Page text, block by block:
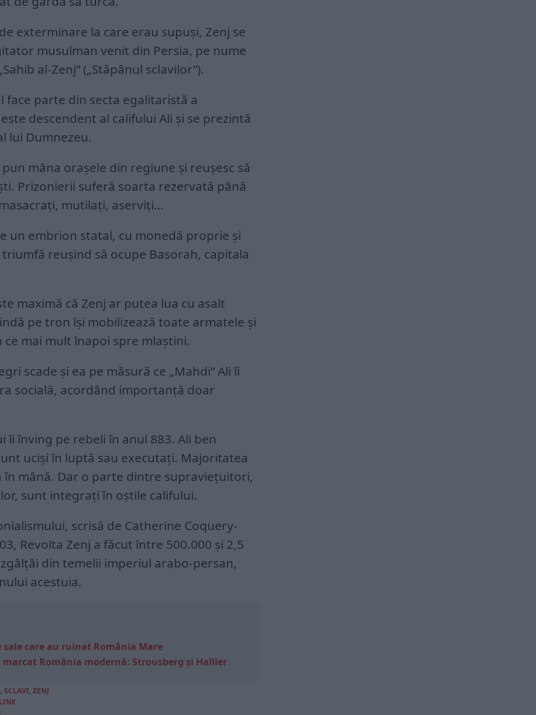
exterminare la care erau supuși, Zenj se
musulman venit din Persia, pe nume
al-Zenj” („Stăpânul sclavilor”).
face parte din secta egalitaristă a
descendent al califului Ali și se prezintă
lui Dumnezeu.
mâna orașele din regiune și reușesc să
Prizonierii suferă soarta rezervată până
mutilați, aserviți…
un embrion statal, cu monedă proprie și
reușind să ocupe Basorah, capitala
maximă că Zenj ar putea lua cu asalt
pe tron își mobilizează toate armatele și
mai mult înapoi spre mlaștini.
scade și ea pe măsură ce „Mahdi” Ali îi
socială, acordând importanță doar
înving pe rebeli în anul 883. Ali ben
uciși în luptă sau executați. Majoritatea
în mână. Dar o parte dintre supraviețuitori,
sunt integrați în oștile califului.
scrisă de Catherine Coquery-
Revolta Zenj a făcut între 500.000 și 2,5
din temelii imperiul arabo-persan,
acestuia.
care au ruinat România Mare
marcat România modernă: Strousberg și Hallier
, SCLAVI, ZENJ